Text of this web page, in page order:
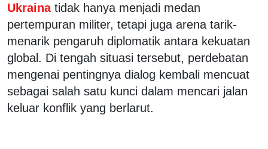
Ukraina tidak hanya menjadi medan
pertempuran militer, tetapi juga arena tarik-
menarik pengaruh diplomatik antara kekuatan
global. Di tengah situasi tersebut, perdebatan
mengenai pentingnya dialog kembali mencuat
sebagai salah satu kunci dalam mencari jalan
keluar konflik yang berlarut.